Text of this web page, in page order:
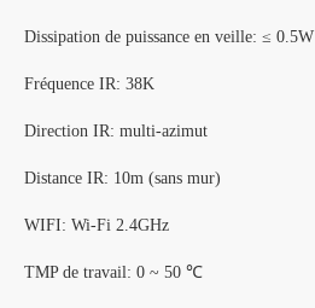
Dissipation de puissance en veille: ≤ 0.5W
Fréquence IR: 38K
Direction IR: multi-azimut
Distance IR: 10m (sans mur)
WIFI: Wi-Fi 2.4GHz
TMP de travail: 0 ~ 50 ℃